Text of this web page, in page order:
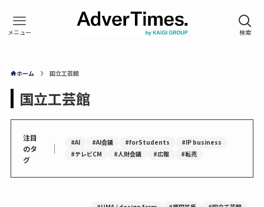
ホーム 国立工芸館
国立工芸館
注目
のタ
グ
｜ #AI #AI会議 #forStudents
#IP business
#テレビCM
#人財会議 #広報 #転売